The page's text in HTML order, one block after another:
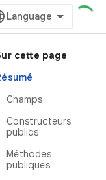
cette page
Champs
Constructeurs
publics
Méthodes
publiques